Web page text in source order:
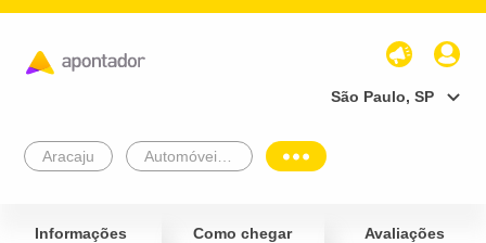
São Paulo, SP
Aracaju
Informações Como chegar Avaliações